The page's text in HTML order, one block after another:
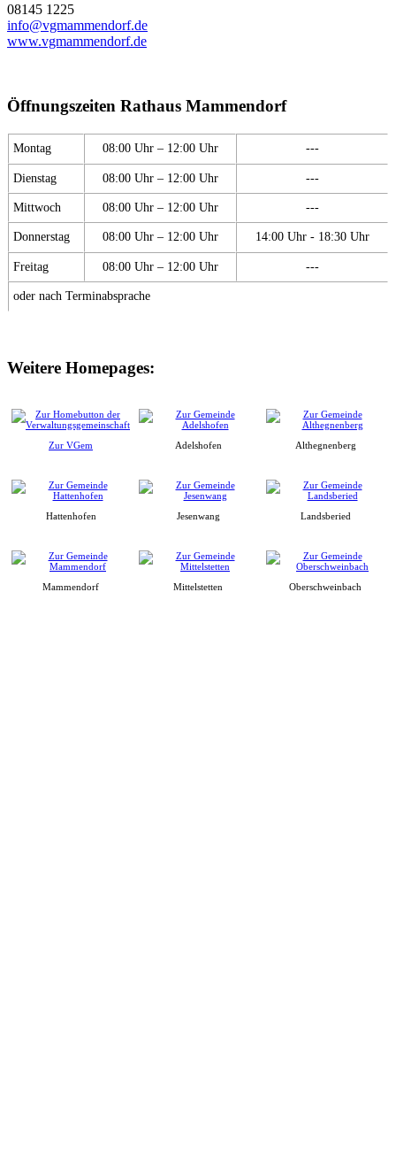
08145 1225
info@vgmammendorf.de
www.vgmammendorf.de
Öffnungszeiten Rathaus Mammendorf
Montag 08:00 Uhr – 12:00 Uhr ---
Dienstag 08:00 Uhr – 12:00 Uhr ---
Mittwoch 08:00 Uhr – 12:00 Uhr ---
Donnerstag 08:00 Uhr – 12:00 Uhr 14:00 Uhr - 18:30 Uhr
Freitag 08:00 Uhr – 12:00 Uhr ---
oder nach Terminabsprache
Weitere Homepages:
Zur VGem Adelshofen Althegnenberg
Hattenhofen Jesenwang Landsberied
Mammendorf Mittelstetten Oberschweinbach